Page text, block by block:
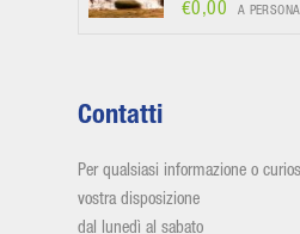
€0,00 A PERSONA
Contatti
Per qualsiasi informazione o
vostra disposizione
dal lunedì al sabato